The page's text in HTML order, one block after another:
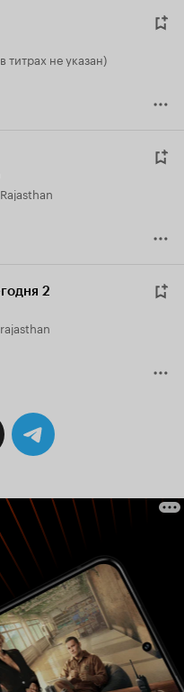
титрах не указан)
2